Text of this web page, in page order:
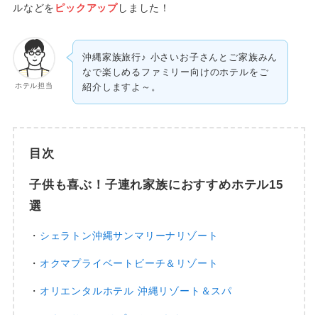
ルなどを ピックアップしました！
ホテル担当
沖縄家族旅行♪ 小さいお子さんとご家族みん
なで楽しめるファミリー向けのホテルをご
紹介しますよ～。
目次
子供も喜ぶ！子連れ家族におすすめホテル15
選
・ シェラトン沖縄サンマリーナリゾート
・ オクマプライベートビーチ＆リゾート
・ オリエンタルホテル 沖縄リゾート＆スパ